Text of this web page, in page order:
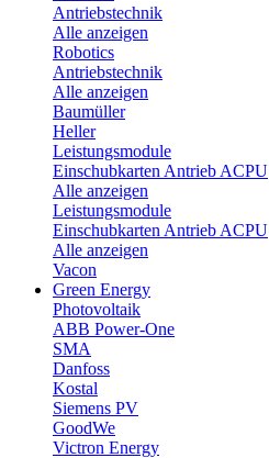
Antriebstechnik
Alle anzeigen
Robotics
Antriebstechnik
Alle anzeigen
Baumüller
Heller
Leistungsmodule
Einschubkarten Antrieb ACPU
Alle anzeigen
Leistungsmodule
Einschubkarten Antrieb ACPU
Alle anzeigen
Vacon
Green Energy
Photovoltaik
ABB Power-One
SMA
Danfoss
Kostal
Siemens PV
GoodWe
Victron Energy